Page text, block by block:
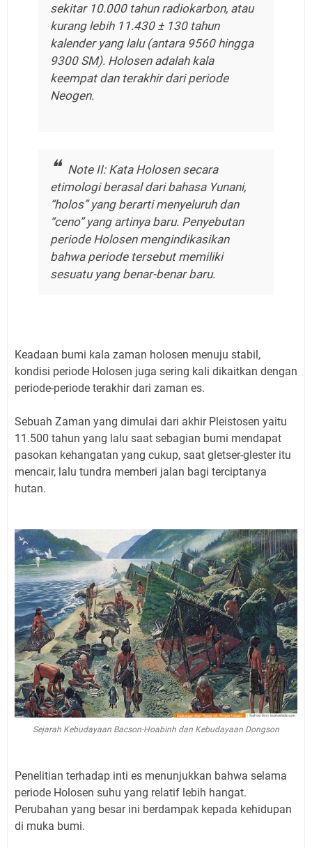
sekitar 10.000 tahun radiokarbon, atau
kurang lebih 11.430 ± 130 tahun
kalender yang lalu (antara 9560 hingga
9300 SM). Holosen adalah kala
keempat dan terakhir dari periode
Neogen.
Note II: Kata Holosen secara
etimologi berasal dari bahasa Yunani,
“holos” yang berarti menyeluruh dan
“ceno” yang artinya baru. Penyebutan
periode Holosen mengindikasikan
bahwa periode tersebut memiliki
sesuatu yang benar-benar baru.
Keadaan bumi kala zaman holosen menuju stabil,
kondisi periode Holosen juga sering kali dikaitkan dengan
periode-periode terakhir dari zaman es.
Sebuah Zaman yang dimulai dari akhir Pleistosen yaitu
11.500 tahun yang lalu saat sebagian bumi mendapat
pasokan kehangatan yang cukup, saat gletser-glester itu
mencair, lalu tundra memberi jalan bagi terciptanya
hutan.
Sejarah Kebudayaan Bacson-Hoabinh dan Kebudayaan Dongson
Penelitian terhadap inti es menunjukkan bahwa selama
periode Holosen suhu yang relatif lebih hangat.
Perubahan yang besar ini berdampak kepada kehidupan
di muka bumi.